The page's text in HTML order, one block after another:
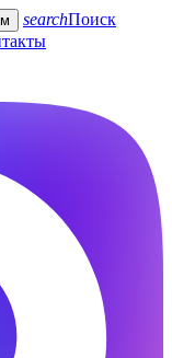
searchПоиск